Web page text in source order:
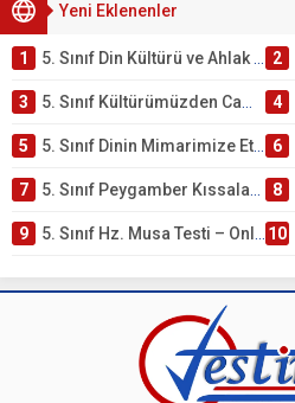
Yeni Eklenenler
1 5. Sınıf Din Kültürü ve Ahlak Bilgisi 4. Ünite: Mimarimizde Dini Motifler Çalışmaları 2
3 5. Sınıf Kültürümüzden Cami Örnekleri Testi – Online Çöz 4
5 5. Sınıf Dinin Mimarimize Etkisi Testi – Online Çöz 6
7 5. Sınıf Peygamber Kıssaları Ünite Testi – Online Çöz 8
9 5. Sınıf Hz. Musa Testi – Online Çöz 10